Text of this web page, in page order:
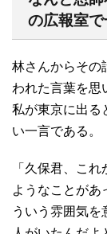
の広報室
林さんからその
われた言葉を思
私が東京に出る
い一言である。
「久保君、こ
ようなことがあ
ういう雰囲気を